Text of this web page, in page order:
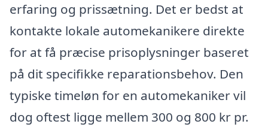
erfaring og prissætning. Det er bedst at
kontakte lokale automekanikere direkte
for at få præcise prisoplysninger baseret
på dit specifikke reparationsbehov. Den
typiske timeløn for en automekaniker vil
dog oftest ligge mellem 300 og 800 kr pr.